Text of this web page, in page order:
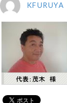
KFURUYA